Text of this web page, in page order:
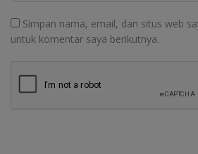
Simpan nama, email, dan situs web
untuk komentar saya berikutnya.